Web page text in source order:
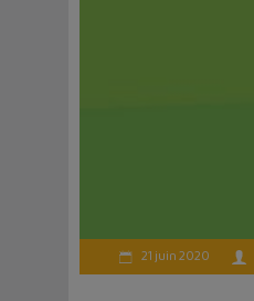
21 juin 2020